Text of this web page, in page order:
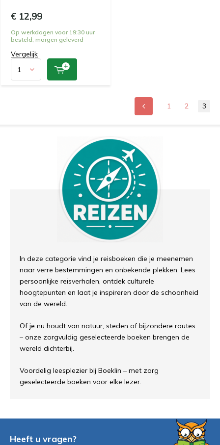
€ 12,99
Op werkdagen voor 19:30 uur
besteld, morgen geleverd
Vergelijk
1 2 3
In deze categorie vind je reisboeken die je meenemen
naar verre bestemmingen en onbekende plekken. Lees
persoonlijke reisverhalen, ontdek culturele
hoogtepunten en laat je inspireren door de schoonheid
van de wereld.
Of je nu houdt van natuur, steden of bijzondere routes
– onze zorgvuldig geselecteerde boeken brengen de
wereld dichterbij.
Voordelig leesplezier bij Boeklin – met zorg
geselecteerde boeken voor elke lezer.
Heeft u vragen?